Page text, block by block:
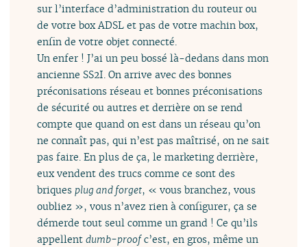
sur l’interface d’administration du routeur ou
de votre box ADSL et pas de votre machin box,
enfin de votre objet connecté.
Un enfer ! J’ai un peu bossé là-dedans dans mon
ancienne SS2I. On arrive avec des bonnes
préconisations réseau et bonnes préconisations
de sécurité ou autres et derrière on se rend
compte que quand on est dans un réseau qu’on
ne connaît pas, qui n’est pas maîtrisé, on ne sait
pas faire. En plus de ça, le marketing derrière,
eux vendent des trucs comme ce sont des
briques plug and forget, « vous branchez, vous
oubliez », vous n’avez rien à configurer, ça se
démerde tout seul comme un grand ! Ce qu’ils
appellentdumb-proofc’est, en gros, même un